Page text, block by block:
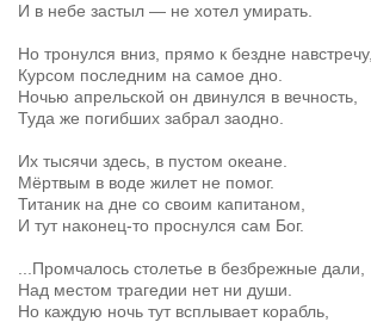
И в небе застыл — не хотел умирать.
Но тронулся вниз, прямо к бездне навстречу,
Курсом последним на самое дно.
Ночью апрельской он двинулся в вечность,
Туда же погибших забрал заодно.
Их тысячи здесь, в пустом океане.
Мёртвым в воде жилет не помог.
Титаник на дне со своим капитаном,
И тут наконец-то проснулся сам Бог.
...Промчалось столетье в безбрежные дали,
Над местом трагедии нет ни души.
Но каждую ночь тут всплывает корабль,